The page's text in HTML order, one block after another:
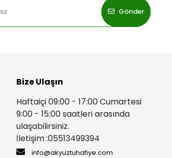
Gönder
Bize Ulaşın
Haftaiçi 09:00 - 17:00 Cumartesi
9:00 - 15:00 saatleri arasında
ulaşabilirsiniz.
İletişim :05513499394
info@akyuztuhafiye.com